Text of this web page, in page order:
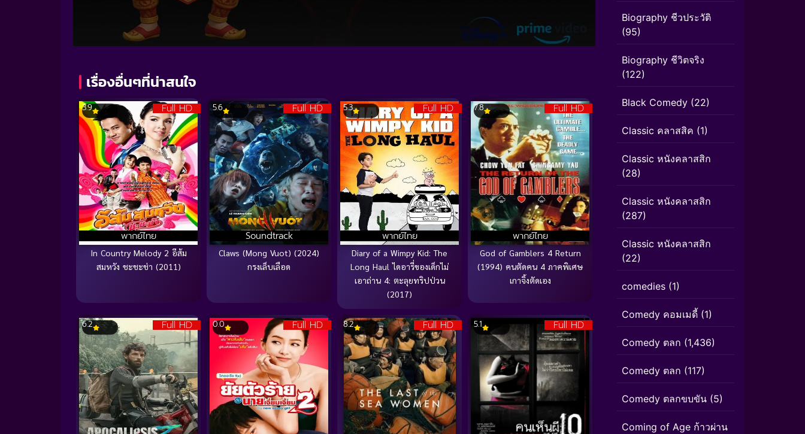
เรื่องอื่นๆที่น่าสนใจ
Full HD
พากย์ไทย
3.9
In Country Melody 2 อีส้ม
สมหวัง ชะชะช่า (2011)
Full HD
Soundtrack
5.6
Claws (Mong Vuot) (2024)
กรงเล็บเลือด
Full HD
พากย์ไทย
5.3
Diary of a Wimpy Kid: The
Long Haul ไดอารี่ของเด็กไม่
เอาถ่าน 4: ตะลุยทริปป่วน
(2017)
Full HD
พากย์ไทย
7.8
God of Gamblers 4 Return
(1994) คนตัดคน 4 ภาคพิเศษ
เกาจิ้งตัดเอง
Full HD
6.2 Full HD
0.0 Full HD
8.2 Full HD
5.1
Biography ชีวประวัติ
(95)
Biography ชีวิตจริง
(122)
Black Comedy (22)
Classic คลาสสิค (1)
Classic หนังคลาสสิก
(28)
Classic หนังคลาสสิก
(287)
Classic หนังคลาสสิก
(22)
comedies (1)
Comedy คอมเมดี้ (1)
Comedy ตลก (1,436)
Comedy ตลก (117)
Comedy ตลกขบขัน (5)
Coming of Age ก้าวผ่าน